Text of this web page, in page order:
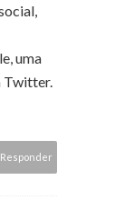
uma
Twitter.
Responder